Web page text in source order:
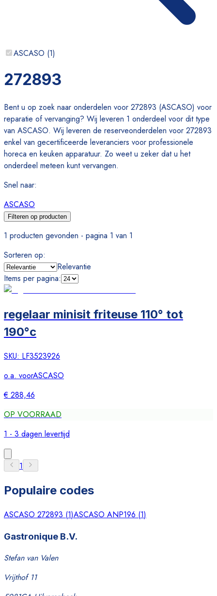
ASCASO (1)
272893
Bent u op zoek naar onderdelen voor 272893 (ASCASO) voor
reparatie of vervanging? Wij leveren 1 onderdeel voor dit type
van ASCASO. Wij leveren de reserveonderdelen voor 272893
enkel van gecertificeerde leveranciers voor professionele
horeca en keuken apparatuur. Zo weet u zeker dat u het
onderdeel meteen kunt vervangen.
Snel naar:
ASCASO
Filteren op producten
1 producten gevonden - pagina 1 van 1
Sorteren op:
Relevantie
Items per pagina:
regelaar minisit friteuse 110° tot
190°c
SKU: LF3523926
o.a. voorASCASO
€ 288,46
OP VOORRAAD
1 - 3 dagen levertijd
1
Populaire codes
ASCASO 272893 (1)ASCASO ANP196 (1)
Gastronique B.V.
Stefan van Valen
Vrijthof 11